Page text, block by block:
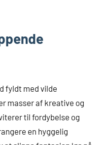
fyldt med vilde
masser af kreative og
til fordybelse og
en hyggelig